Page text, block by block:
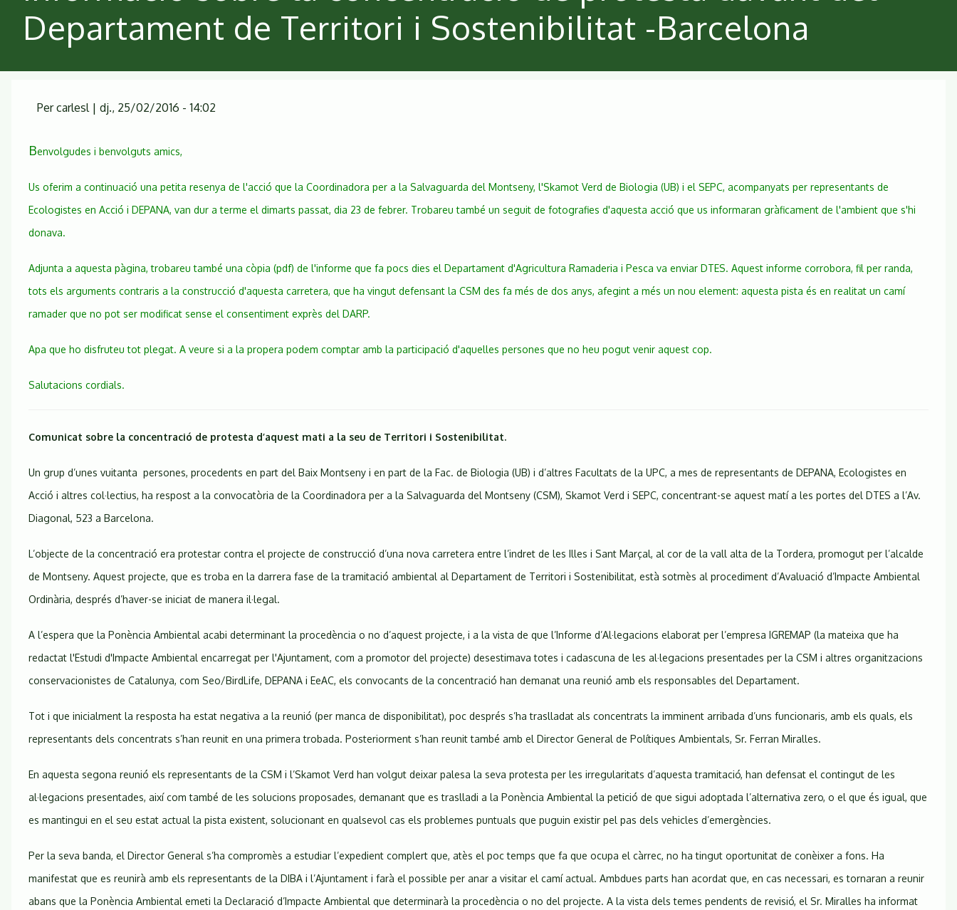
Departament de Territori i Sostenibilitat -Barcelona
Percarlesl | dj., 25/02/2016 - 14:02
Benvolgudes i benvolguts amics,
Us oferim a continuació una petita resenya de l'acció que la Coordinadora per a la Salvaguarda del Montseny, l'Skamot Verd de Biologia (UB) i el SEPC, acompanyats per representants de
Ecologistes en Acció i DEPANA, van dur a terme el dimarts passat, dia 23 de febrer. Trobareu també un seguit de fotografies d'aquesta acció que us informaran gràficament de l'ambient que s'hi
donava.
Adjunta a aquesta pàgina, trobareu també una còpia (pdf) de l'informe que fa pocs dies el Departament d'Agricultura Ramaderia i Pesca va enviar DTES. Aquest informe corrobora, fil per randa,
tots els arguments contraris a la construcció d'aquesta carretera, que ha vingut defensant la CSM des fa més de dos anys, afegint a més un nou element: aquesta pista és en realitat un camí
ramader que no pot ser modificat sense el consentiment exprès del DARP.
Apa que ho disfruteu tot plegat. A veure si a la propera podem comptar amb la participació d'aquelles persones que no heu pogut venir aquest cop.
Salutacions cordials.
Comunicat sobre la concentració de protesta d’aquest mati a la seu de Territori i Sostenibilitat.
Un grup d’unes vuitanta persones, procedents en part del Baix Montseny i en part de la Fac. de Biologia (UB) i d’altres Facultats de la UPC, a mes de representants de DEPANA, Ecologistes en
Acció i altres col·lectius, ha respost a la convocatòria de la Coordinadora per a la Salvaguarda del Montseny (CSM), Skamot Verd i SEPC, concentrant-se aquest matí a les portes del DTES a l’Av.
Diagonal, 523 a Barcelona.
L’objecte de la concentració era protestar contra el projecte de construcció d’una nova carretera entre l’indret de les Illes i Sant Marçal, al cor de la vall alta de la Tordera, promogut per l’alcalde
de Montseny. Aquest projecte, que es troba en la darrera fase de la tramitació ambiental al Departament de Territori i Sostenibilitat, està sotmès al procediment d’Avaluació d’Impacte Ambiental
Ordinària, després d’haver-se iniciat de manera il·legal.
A l’espera que la Ponència Ambiental acabi determinant la procedència o no d’aquest projecte, i a la vista de que l’Informe d’Al·legacions elaborat per l’empresa IGREMAP (la mateixa que ha
redactat l'Estudi d'Impacte Ambiental encarregat per l'Ajuntament, com a promotor del projecte) desestimava totes i cadascuna de les al·legacions presentades per la CSM i altres organitzacions
conservacionistes de Catalunya, com Seo/BirdLife, DEPANA i EeAC, els convocants de la concentració han demanat una reunió amb els responsables del Departament.
Tot i que inicialment la resposta ha estat negativa a la reunió (per manca de disponibilitat), poc després s’ha traslladat als concentrats la imminent arribada d’uns funcionaris, amb els quals, els
representants dels concentrats s’han reunit en una primera trobada. Posteriorment s’han reunit també amb el Director General de Polítiques Ambientals, Sr. Ferran Miralles.
En aquesta segona reunió els representants de la CSM i l’Skamot Verd han volgut deixar palesa la seva protesta per les irregularitats d’aquesta tramitació, han defensat el contingut de les
al·legacions presentades, així com també de les solucions proposades, demanant que es traslladi a la Ponència Ambiental la petició de que sigui adoptada l’alternativa zero, o el que és igual, que
es mantingui en el seu estat actual la pista existent, solucionant en qualsevol cas els problemes puntuals que puguin existir pel pas dels vehicles d’emergències.
Per la seva banda, el Director General s’ha compromès a estudiar l’expedient complert que, atès el poc temps que fa que ocupa el càrrec, no ha tingut oportunitat de conèixer a fons. Ha
manifestat que es reunirà amb els representants de la DIBA i l’Ajuntament i farà el possible per anar a visitar el camí actual. Ambdues parts han acordat que, en cas necessari, es tornaran a reunir
abans que la Ponència Ambiental emeti la Declaració d’Impacte Ambiental que determinarà la procedència o no del projecte. A la vista dels temes pendents de revisió, el Sr. Miralles ha informat